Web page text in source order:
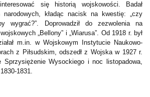
się historią wojskowości. Badał
narodowych, kładąc nacisk na kwestię: „czy
wygrać?”. Doprowadził do zezwolenia na
„Bellony” i „Wiarusa”. Od 1918 r. był
m.in. w Wojskowym Instytucie Naukowo-
z Piłsudskim, odszedł z Wojska w 1927 r.
Sprzysiężenie Wysockiego i noc listopadowa,
1831.